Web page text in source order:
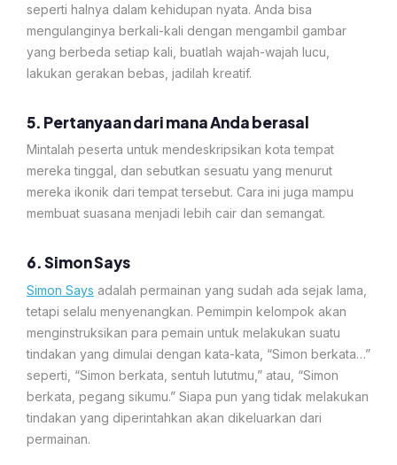
seperti halnya dalam kehidupan nyata. Anda bisa
mengulanginya berkali-kali dengan mengambil gambar
yang berbeda setiap kali, buatlah wajah-wajah lucu,
lakukan gerakan bebas, jadilah kreatif.
5. Pertanyaan dari mana Anda berasal
Mintalah peserta untuk mendeskripsikan kota tempat
mereka tinggal, dan sebutkan sesuatu yang menurut
mereka ikonik dari tempat tersebut. Cara ini juga mampu
membuat suasana menjadi lebih cair dan semangat.
6. Simon Says
Simon Says adalah permainan yang sudah ada sejak lama,
tetapi selalu menyenangkan. Pemimpin kelompok akan
menginstruksikan para pemain untuk melakukan suatu
tindakan yang dimulai dengan kata-kata, “Simon berkata…”
seperti, “Simon berkata, sentuh lututmu,” atau, “Simon
berkata, pegang sikumu.” Siapa pun yang tidak melakukan
tindakan yang diperintahkan akan dikeluarkan dari
permainan.